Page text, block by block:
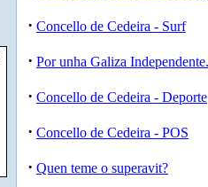
· Concello de Cedeira - Surf
· Por unha Galiza Independente.
· Concello de Cedeira - Deporte
· Concello de Cedeira - POS
· Quen teme o superavit?